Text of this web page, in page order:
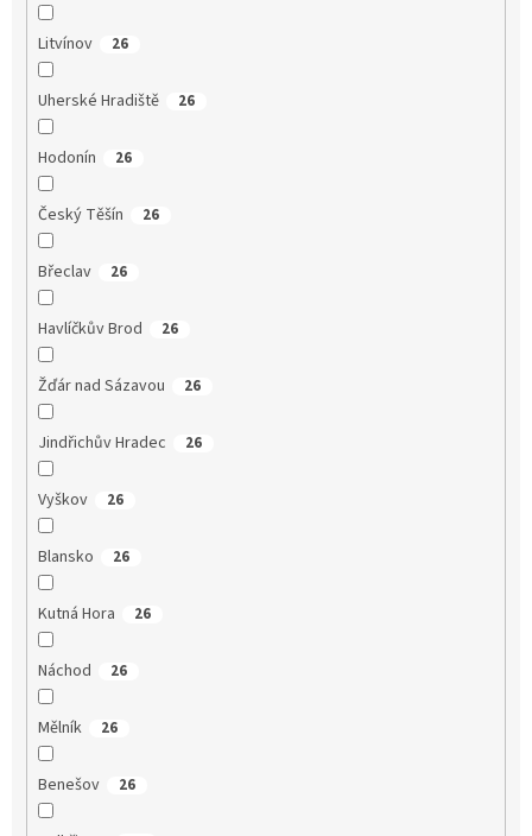
Litvínov 26
Uherské Hradiště 26
Hodonín 26
Český Těšín 26
Břeclav 26
Havlíčkův Brod 26
Žďár nad Sázavou 26
Jindřichův Hradec 26
Vyškov 26
Blansko 26
Kutná Hora 26
Náchod 26
Mělník 26
Benešov 26